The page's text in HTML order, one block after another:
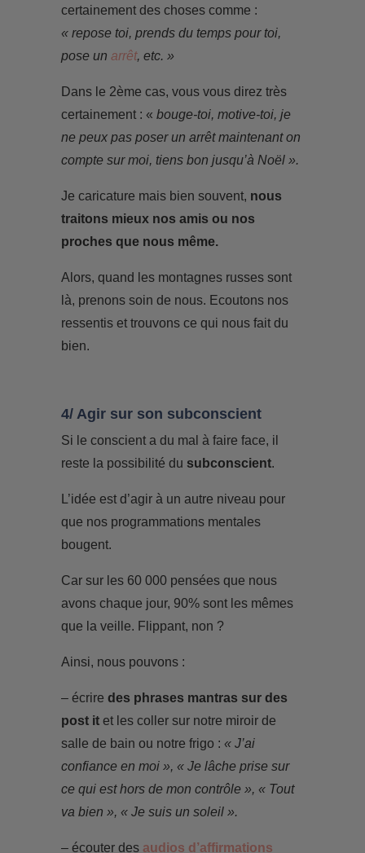
certainement des choses comme :
« repose toi, prends du temps pour toi,
pose un arrêt, etc. »
Dans le 2ème cas, vous vous direz très
certainement : « bouge-toi, motive-toi, je
ne peux pas poser un arrêt maintenant on
compte sur moi, tiens bon jusqu’à Noël ».
Je caricature mais bien souvent, nous
traitons mieux nos amis ou nos
proches que nous même.
Alors, quand les montagnes russes sont
là, prenons soin de nous. Ecoutons nos
ressentis et trouvons ce qui nous fait du
bien.
4/ Agir sur son subconscient
Si le conscient a du mal à faire face, il
reste la possibilité du subconscient.
L’idée est d’agir à un autre niveau pour
que nos programmations mentales
bougent.
Car sur les 60 000 pensées que nous
avons chaque jour, 90% sont les mêmes
que la veille. Flippant, non ?
Ainsi, nous pouvons :
– écrire des phrases mantras sur des
post itet les coller sur notre miroir de
salle de bain ou notre frigo : « J’ai
confiance en moi », « Je lâche prise sur
ce qui est hors de mon contrôle », « Tout
va bien », « Je suis un soleil ».
– écouter des audios d’affirmations